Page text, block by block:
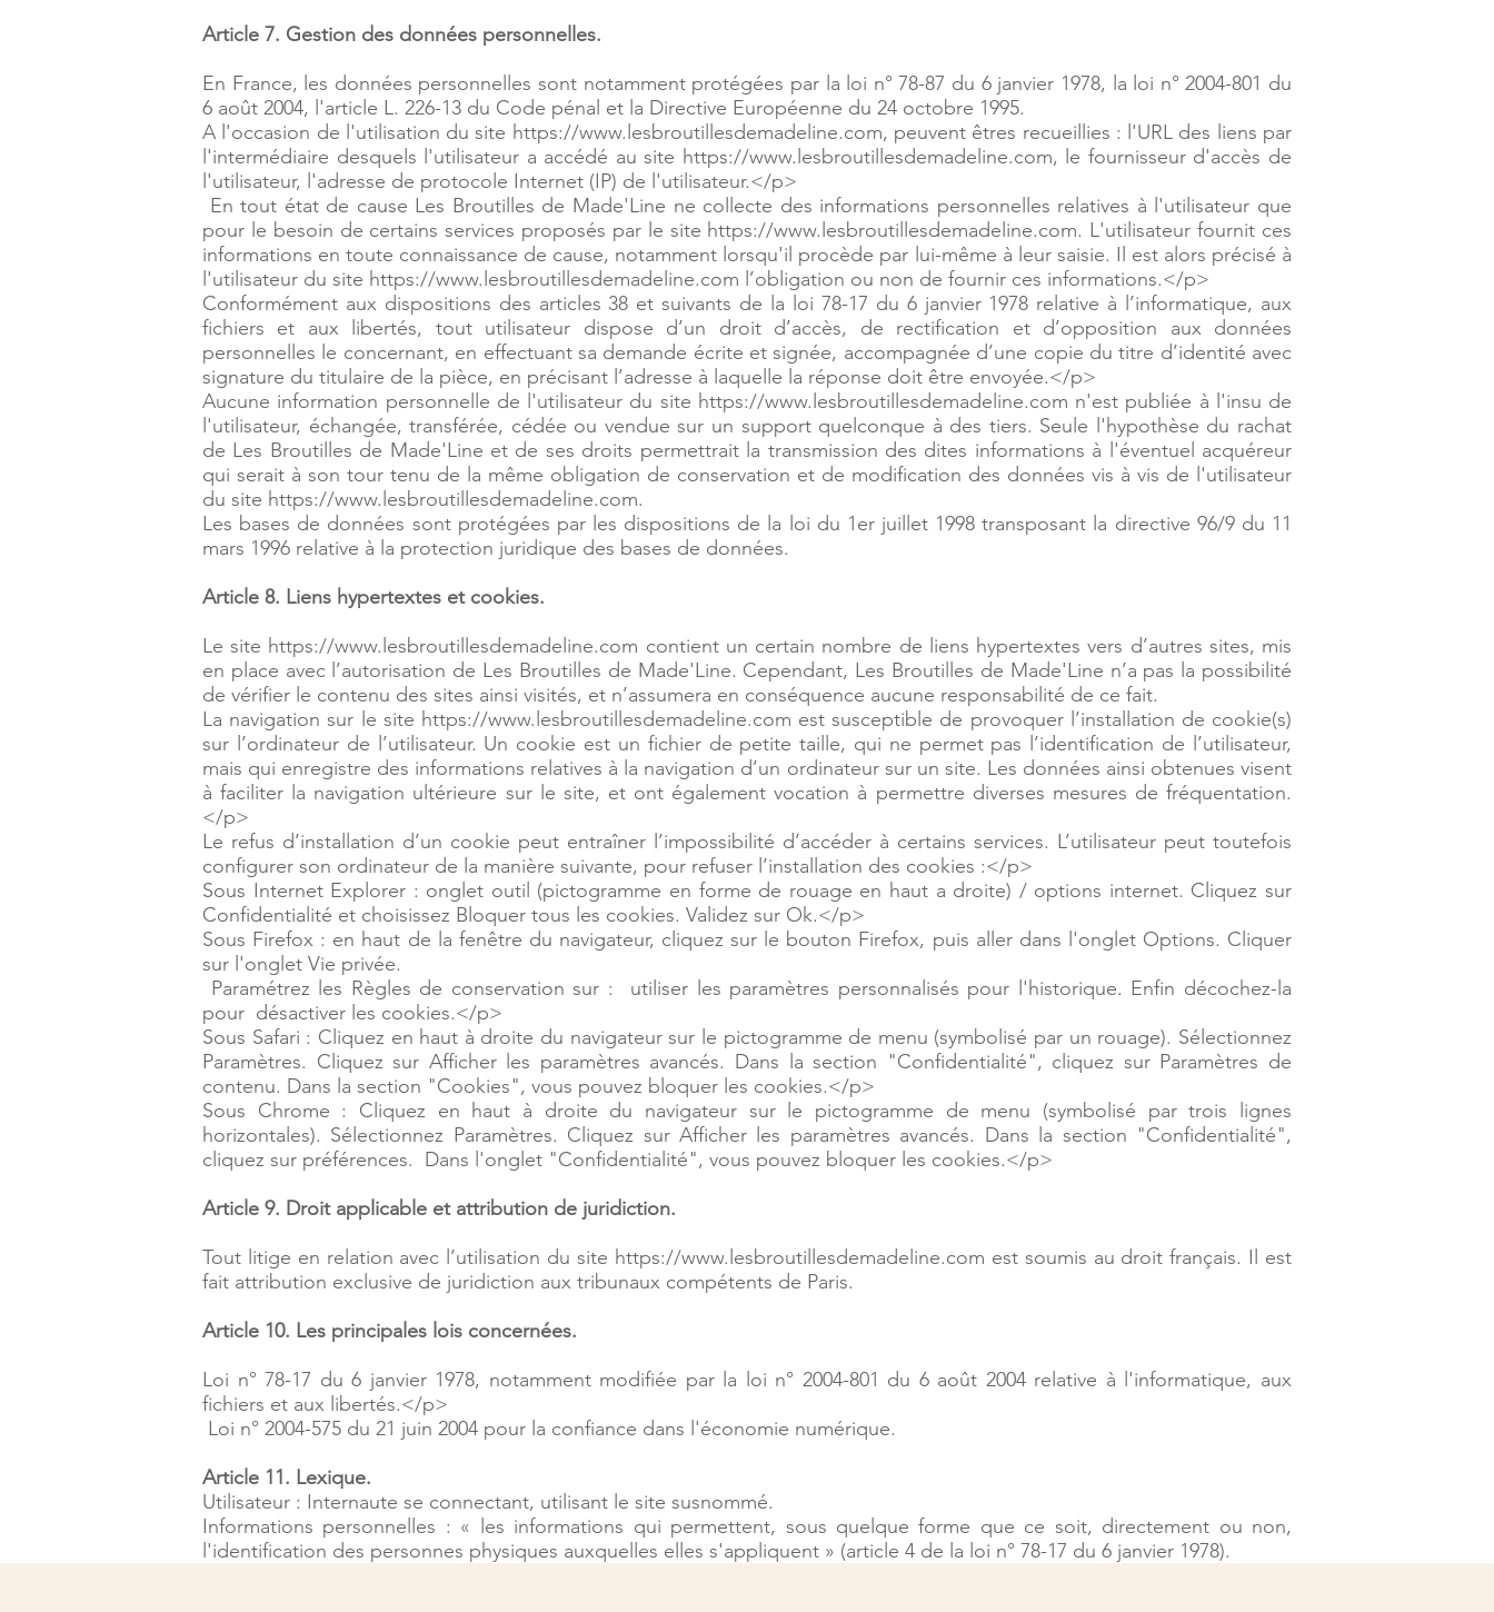
Article 7. Gestion des données personnelles.
En France, les données personnelles sont notamment protégées par la loi n° 78-87 du 6 janvier 1978, la loi n° 2004-801 du
6 août 2004, l'article L. 226-13 du Code pénal et la Directive Européenne du 24 octobre 1995.
A l'occasion de l'utilisation du site https://www.lesbroutillesdemadeline.com, peuvent êtres recueillies : l'URL des liens par
l'intermédiaire desquels l'utilisateur a accédé au site https://www.lesbroutillesdemadeline.com, le fournisseur d'accès de
l'utilisateur, l'adresse de protocole Internet (IP) de l'utilisateur.</p>
En tout état de cause Les Broutilles de Made'Line ne collecte des informations personnelles relatives à l'utilisateur que
pour le besoin de certains services proposés par le site https://www.lesbroutillesdemadeline.com. L'utilisateur fournit ces
informations en toute connaissance de cause, notamment lorsqu'il procède par lui-même à leur saisie. Il est alors précisé à
l'utilisateur du site https://www.lesbroutillesdemadeline.com l’obligation ou non de fournir ces informations.</p>
Conformément aux dispositions des articles 38 et suivants de la loi 78-17 du 6 janvier 1978 relative à l’informatique, aux
fichiers et aux libertés, tout utilisateur dispose d’un droit d’accès, de rectification et d’opposition aux données
personnelles le concernant, en effectuant sa demande écrite et signée, accompagnée d’une copie du titre d’identité avec
signature du titulaire de la pièce, en précisant l’adresse à laquelle la réponse doit être envoyée.</p>
Aucune information personnelle de l'utilisateur du site https://www.lesbroutillesdemadeline.com n'est publiée à l'insu de
l'utilisateur, échangée, transférée, cédée ou vendue sur un support quelconque à des tiers. Seule l'hypothèse du rachat
de Les Broutilles de Made'Line et de ses droits permettrait la transmission des dites informations à l'éventuel acquéreur
qui serait à son tour tenu de la même obligation de conservation et de modification des données vis à vis de l'utilisateur
du site https://www.lesbroutillesdemadeline.com.
Les bases de données sont protégées par les dispositions de la loi du 1er juillet 1998 transposant la directive 96/9 du 11
mars 1996 relative à la protection juridique des bases de données.
Article 8. Liens hypertextes et cookies.
Le site https://www.lesbroutillesdemadeline.com contient un certain nombre de liens hypertextes vers d’autres sites, mis
en place avec l’autorisation de Les Broutilles de Made'Line. Cependant, Les Broutilles de Made'Line n’a pas la possibilité
de vérifier le contenu des sites ainsi visités, et n’assumera en conséquence aucune responsabilité de ce fait.
La navigation sur le site https://www.lesbroutillesdemadeline.com est susceptible de provoquer l’installation de cookie(s)
sur l’ordinateur de l’utilisateur. Un cookie est un fichier de petite taille, qui ne permet pas l’identification de l’utilisateur,
mais qui enregistre des informations relatives à la navigation d’un ordinateur sur un site. Les données ainsi obtenues visent
à faciliter la navigation ultérieure sur le site, et ont également vocation à permettre diverses mesures de fréquentation.
</p>
Le refus d’installation d’un cookie peut entraîner l’impossibilité d’accéder à certains services. L’utilisateur peut toutefois
configurer son ordinateur de la manière suivante, pour refuser l’installation des cookies :</p>
Sous Internet Explorer : onglet outil (pictogramme en forme de rouage en haut a droite) / options internet. Cliquez sur
Confidentialité et choisissez Bloquer tous les cookies. Validez sur Ok.</p>
Sous Firefox : en haut de la fenêtre du navigateur, cliquez sur le bouton Firefox, puis aller dans l'onglet Options. Cliquer
sur l'onglet Vie privée.
Paramétrez les Règles de conservation sur : utiliser les paramètres personnalisés pour l'historique. Enfin décochez-la
pour désactiver les cookies.</p>
Sous Safari : Cliquez en haut à droite du navigateur sur le pictogramme de menu (symbolisé par un rouage). Sélectionnez
Paramètres. Cliquez sur Afficher les paramètres avancés. Dans la section "Confidentialité", cliquez sur Paramètres de
contenu. Dans la section "Cookies", vous pouvez bloquer les cookies.</p>
Sous Chrome : Cliquez en haut à droite du navigateur sur le pictogramme de menu (symbolisé par trois lignes
horizontales). Sélectionnez Paramètres. Cliquez sur Afficher les paramètres avancés. Dans la section "Confidentialité",
cliquez sur préférences. Dans l'onglet "Confidentialité", vous pouvez bloquer les cookies.</p>
Article 9. Droit applicable et attribution de juridiction.
Tout litige en relation avec l’utilisation du site https://www.lesbroutillesdemadeline.com est soumis au droit français. Il est
fait attribution exclusive de juridiction aux tribunaux compétents de Paris.
Article 10. Les principales lois concernées.
Loi n° 78-17 du 6 janvier 1978, notamment modifiée par la loi n° 2004-801 du 6 août 2004 relative à l'informatique, aux
fichiers et aux libertés.</p>
Loi n° 2004-575 du 21 juin 2004 pour la confiance dans l'économie numérique.
Article 11. Lexique.
Utilisateur : Internaute se connectant, utilisant le site susnommé.
Informations personnelles : « les informations qui permettent, sous quelque forme que ce soit, directement ou non,
l'identification des personnes physiques auxquelles elles s'appliquent » (article 4 de la loi n° 78-17 du 6 janvier 1978).